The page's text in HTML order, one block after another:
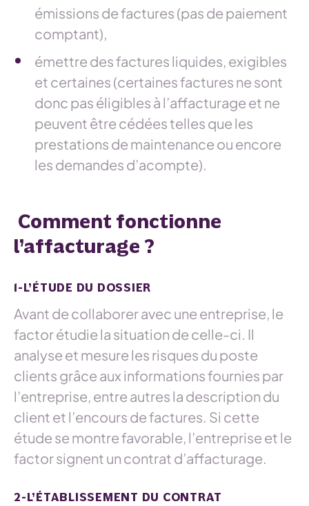
émissions de factures (pas de paiement
comptant),
émettre des factures liquides, exigibles
et certaines (certaines factures ne sont
donc pas éligibles à l’affacturage et ne
peuvent être cédées telles que les
prestations de maintenance ou encore
les demandes d’acompte).
Comment fonctionne
l’affacturage ?
1-L’ÉTUDE DU DOSSIER
Avant de collaborer avec une entreprise, le
factor étudie la situation de celle-ci. Il
analyse et mesure les risques du poste
clients grâce aux informations fournies par
l’entreprise, entre autres la description du
client et l’encours de factures. Si cette
étude se montre favorable, l’entreprise et le
factor signent un contrat d’affacturage.
2-L’ÉTABLISSEMENT DU CONTRAT